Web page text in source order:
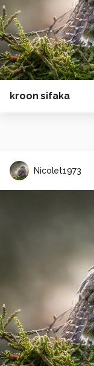
kroon sifaka
Nicolet1973